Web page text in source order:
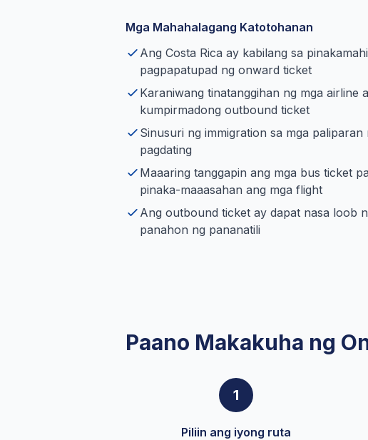
Mga Mahahalagang Katotohanan
Ang Costa Rica ay kabilang sa
pagpapatupad ng onward ticket
Karaniwang tinatanggihan ng mga airline
kumpirmadong outbound ticket
Sinusuri ng immigration sa mga
pagdating
Maaaring tanggapin ang mga bus ticket
pinaka-maaasahan ang mga flight
Ang outbound ticket ay dapat nasa loob
panahon ng pananatili
Paano Makakuha ng
1
Piliin ang iyong ruta